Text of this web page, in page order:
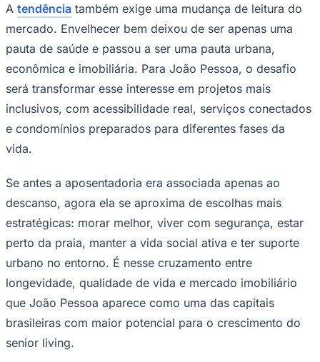
Santos
A tendência também exige uma mudança de leitura do
mercado. Envelhecer bem deixou de ser apenas uma
pauta de saúde e passou a ser uma pauta urbana,
econômica e imobiliária. Para João Pessoa, o desafio
será transformar esse interesse em projetos mais
inclusivos, com acessibilidade real, serviços conectados
e condomínios preparados para diferentes fases da
vida.
Se antes a aposentadoria era associada apenas ao
descanso, agora ela se aproxima de escolhas mais
estratégicas: morar melhor, viver com segurança, estar
perto da praia, manter a vida social ativa e ter suporte
urbano no entorno. É nesse cruzamento entre
longevidade, qualidade de vida e mercado imobiliário
que João Pessoa aparece como uma das capitais
brasileiras com maior potencial para o crescimento do
senior living.